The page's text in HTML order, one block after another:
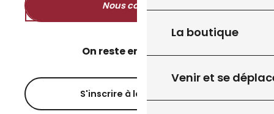
La boutique
Venir et se
Nous contacter
On reste en contact ?
S'inscrire à la newsletter